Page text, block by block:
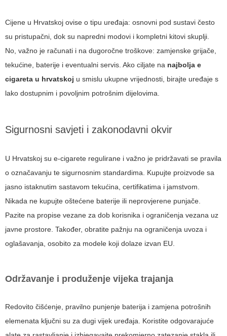
Cijene u Hrvatskoj ovise o tipu uređaja: osnovni pod sustavi često
su pristupačni, dok su napredni modovi i kompletni kitovi skuplji.
No, važno je računati i na dugoročne troškove: zamjenske grijače,
tekućine, baterije i eventualni servis. Ako ciljate na najbolja e
cigareta u hrvatskoj u smislu ukupne vrijednosti, birajte uređaje s
lako dostupnim i povoljnim potrošnim dijelovima.
Sigurnosni savjeti i zakonodavni okvir
U Hrvatskoj su e-cigarete regulirane i važno je pridržavati se pravila
o označavanju te sigurnosnim standardima. Kupujte proizvode sa
jasno istaknutim sastavom tekućina, certifikatima i jamstvom.
Nikada ne kupujte oštećene baterije ili neprovjerene punjače.
Pazite na propise vezane za dob korisnika i ograničenja vezana uz
javne prostore. Također, obratite pažnju na ograničenja uvoza i
oglašavanja, osobito za modele koji dolaze izvan EU.
Održavanje i produženje vijeka trajanja
Redovito čišćenje, pravilno punjenje baterija i zamjena potrošnih
elemenata ključni su za dugi vijek uređaja. Koristite odgovarajuće